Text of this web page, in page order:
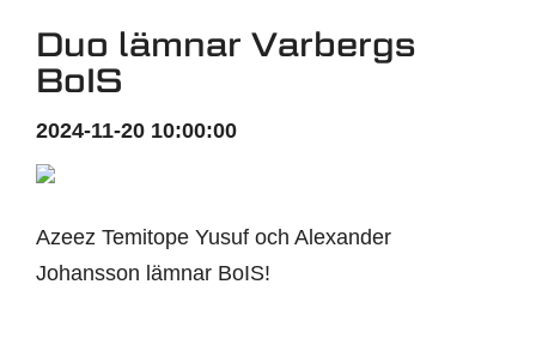
Duo lämnar Varbergs
BoIS
2024-11-20 10:00:00
Azeez Temitope Yusuf och Alexander
Johansson lämnar BoIS!